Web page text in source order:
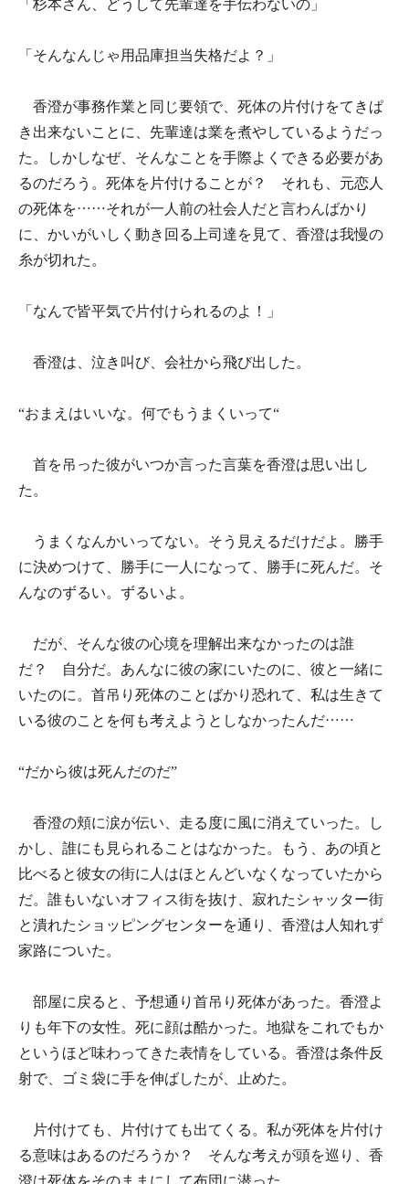
「杉本さん、どうして先輩達を手伝わないの」
「そんなんじゃ用品庫担当失格だよ？」
香澄が事務作業と同じ要領で、死体の片付けをてきぱ
き出来ないことに、先輩達は業を煮やしているようだっ
た。しかしなぜ、そんなことを手際よくできる必要があ
るのだろう。死体を片付けることが？ それも、元恋人
の死体を……それが一人前の社会人だと言わんばかり
に、かいがいしく動き回る上司達を見て、香澄は我慢の
糸が切れた。
「なんで皆平気で片付けられるのよ！」
香澄は、泣き叫び、会社から飛び出した。
“おまえはいいな。何でもうまくいって“
首を吊った彼がいつか言った言葉を香澄は思い出し
た。
うまくなんかいってない。そう見えるだけだよ。勝手
に決めつけて、勝手に一人になって、勝手に死んだ。そ
んなのずるい。ずるいよ。
だが、そんな彼の心境を理解出来なかったのは誰
だ？ 自分だ。あんなに彼の家にいたのに、彼と一緒に
いたのに。首吊り死体のことばかり恐れて、私は生きて
いる彼のことを何も考えようとしなかったんだ……
“だから彼は死んだのだ”
香澄の頬に涙が伝い、走る度に風に消えていった。し
かし、誰にも見られることはなかった。もう、あの頃と
比べると彼女の街に人はほとんどいなくなっていたから
だ。誰もいないオフィス街を抜け、寂れたシャッター街
と潰れたショッピングセンターを通り、香澄は人知れず
家路についた。
部屋に戻ると、予想通り首吊り死体があった。香澄よ
りも年下の女性。死に顔は酷かった。地獄をこれでもか
というほど味わってきた表情をしている。香澄は条件反
射で、ゴミ袋に手を伸ばしたが、止めた。
片付けても、片付けても出てくる。私が死体を片付け
る意味はあるのだろうか？ そんな考えが頭を巡り、香
澄は死体をそのままにして布団に潜った。